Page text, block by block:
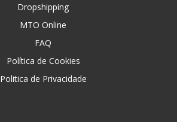
Dropshipping
MTO Online
FAQ
Política de Cookies
Politica de Privacidade